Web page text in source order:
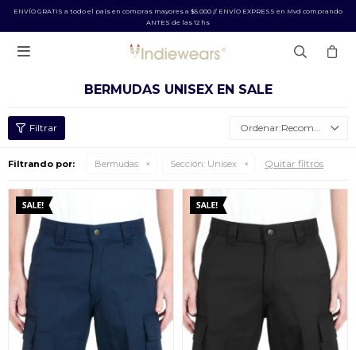
ENVÍO GRATIS a todo el país en compras mayores a $5.000 // ENVÍO EXPRESS en Mvd comprando
ANTES de las 12 hs

BERMUDAS UNISEX EN SALE
Recomendados
Filtrando por: Bermudas Sección: Unisex Quitar filtros